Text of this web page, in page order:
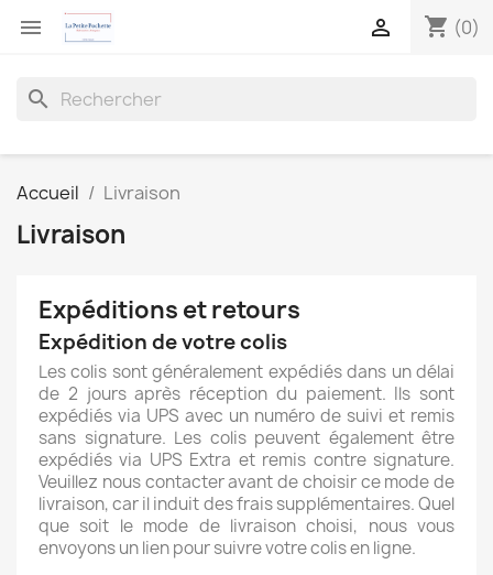
 shopping_cart (0)

search
Accueil Livraison
Livraison
Expéditions et retours
Expédition de votre colis
Les colis sont généralement expédiés dans un délai
de 2 jours après réception du paiement. Ils sont
expédiés via UPS avec un numéro de suivi et remis
sans signature. Les colis peuvent également être
expédiés via UPS Extra et remis contre signature.
Veuillez nous contacter avant de choisir ce mode de
livraison, car il induit des frais supplémentaires. Quel
que soit le mode de livraison choisi, nous vous
envoyons un lien pour suivre votre colis en ligne.